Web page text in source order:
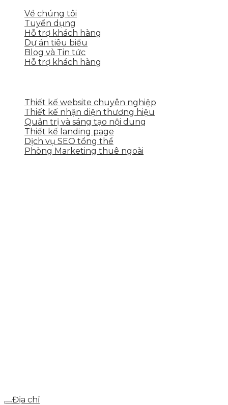
Về chúng tôi
Tuyển dụng
Hỗ trợ khách hàng
Dự án tiêu biểu
Blog và Tin tức
Hỗ trợ khách hàng
Thiết kế website chuyên nghiệp
Thiết kế nhận diện thương hiệu
Quản trị và sáng tạo nội dung
Thiết kế landing page
Dịch vụ SEO tổng thể
Phòng Marketing thuê ngoài
Địa chỉ